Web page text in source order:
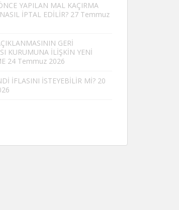
YAPILAN MAL KAÇIRMA
İPTAL EDİLİR? 27 Temmuz
GERİ
KURUMUNA İLİŞKİN YENİ
24 Temmuz 2026
İFLASINI İSTEYEBİLİR Mİ? 20